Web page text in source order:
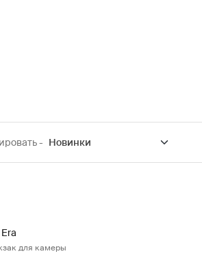
-
(selected)
Era Medium Camera Backpack
для камеры